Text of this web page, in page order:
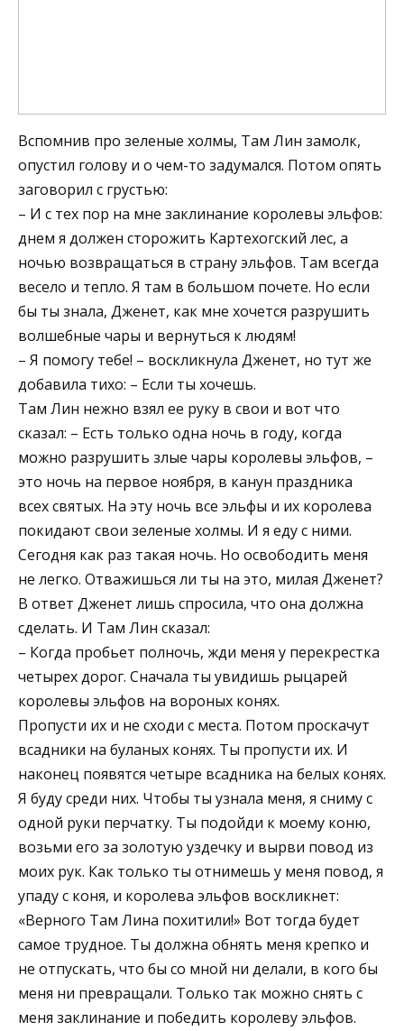
Вспомнив про зеленые холмы, Там Лин замолк,
опустил голову и о чем-то задумался. Потом опять
заговорил с грустью:
– И с тех пор на мне заклинание королевы эльфов:
днем я должен сторожить Картехогский лес, а
ночью возвращаться в страну эльфов. Там всегда
весело и тепло. Я там в большом почете. Но если
бы ты знала, Дженет, как мне хочется разрушить
волшебные чары и вернуться к людям!
– Я помогу тебе! – воскликнула Дженет, но тут же
добавила тихо: – Если ты хочешь.
Там Лин нежно взял ее руку в свои и вот что
сказал: – Есть только одна ночь в году, когда
можно разрушить злые чары королевы эльфов, –
это ночь на первое ноября, в канун праздника
всех святых. На эту ночь все эльфы и их королева
покидают свои зеленые холмы. И я еду с ними.
Сегодня как раз такая ночь. Но освободить меня
не легко. Отважишься ли ты на это, милая Дженет?
В ответ Дженет лишь спросила, что она должна
сделать. И Там Лин сказал:
– Когда пробьет полночь, жди меня у перекрестка
четырех дорог. Сначала ты увидишь рыцарей
королевы эльфов на вороных конях.
Пропусти их и не сходи с места. Потом проскачут
всадники на буланых конях. Ты пропусти их. И
наконец появятся четыре всадника на белых конях.
Я буду среди них. Чтобы ты узнала меня, я сниму с
одной руки перчатку. Ты подойди к моему коню,
возьми его за золотую уздечку и вырви повод из
моих рук. Как только ты отнимешь у меня повод, я
упаду с коня, и королева эльфов воскликнет:
«Верного Там Лина похитили!» Вот тогда будет
самое трудное. Ты должна обнять меня крепко и
не отпускать, что бы со мной ни делали, в кого бы
меня ни превращали. Только так можно снять с
меня заклинание и победить королеву эльфов.